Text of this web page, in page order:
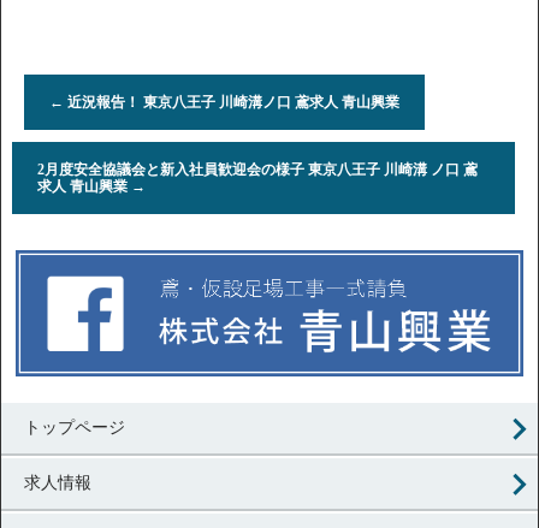
← 近況報告！ 東京八王子 川崎溝ノ口 鳶求人 青山興業
2月度安全協議会と新入社員歓迎会の様子 東京八王子 川崎溝 ノ口 鳶
求人 青山興業 →
トップページ
求人情報